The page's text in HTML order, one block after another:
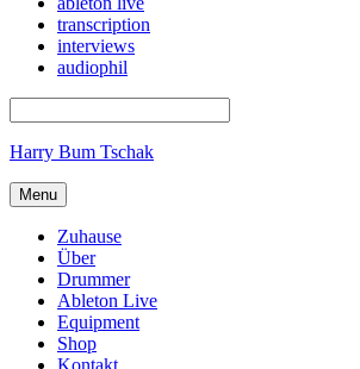
transcription
interviews
audiophil
Harry Bum Tschak
Menu
Zuhause
Über
Drummer
Ableton Live
Equipment
Shop
Kontakt